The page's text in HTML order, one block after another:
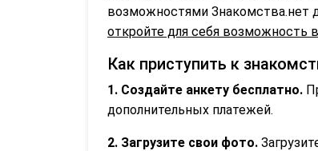
возможностями Знакомства.нет
откройте для себя возможность
Как приступить к
1. Создайте анкету бесплатно.
дополнительных платежей.
2. Загрузите свои фото.